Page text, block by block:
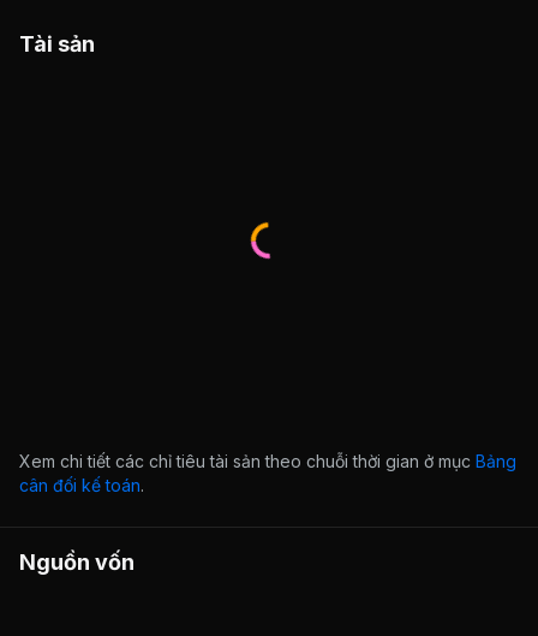
Tài sản
Xem chi tiết các chỉ tiêu tài sản theo chuỗi thời gian ở mục Bảng
cân đối kế toán.
Nguồn vốn